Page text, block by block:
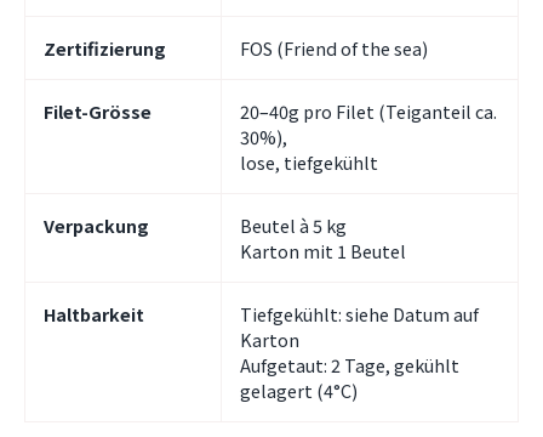
Zertifizierung FOS (Friend of the sea)
Filet-Grösse
20–40g pro Filet (Teiganteil ca.
30%),
lose, tiefgekühlt
Verpackung
Beutel à 5 kg
Karton mit 1 Beutel
Haltbarkeit
Tiefgekühlt: siehe Datum auf
Karton
Aufgetaut: 2 Tage, gekühlt
gelagert (4°C)